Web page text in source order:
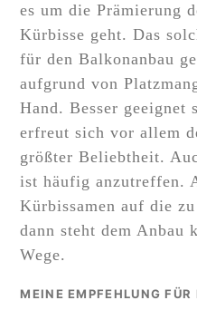
es um die Prämierung
Kürbisse geht. Das
für den Balkonanbau
aufgrund von
Hand. Besser
erfreut sich vor allem
größter Beliebtheit.
ist häufig anzutreffen.
Kürbissamen auf die
dann steht dem Anbau
Wege.